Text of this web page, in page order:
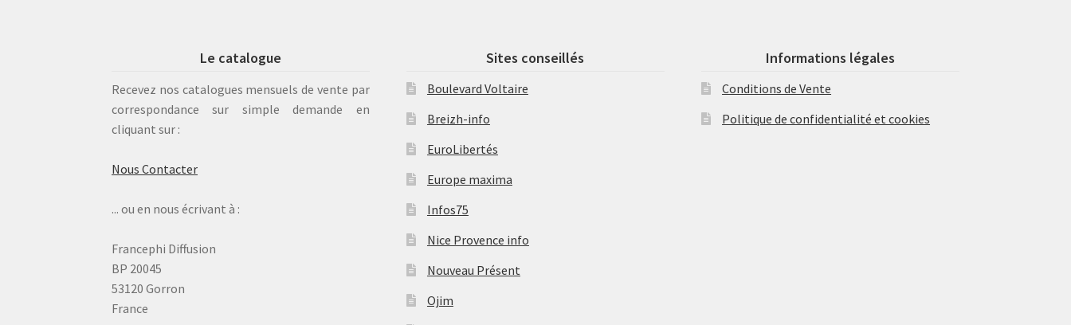
Le catalogue
Recevez nos catalogues mensuels de vente par
correspondance sur simple demande en
cliquant sur :
Nous Contacter
... ou en nous écrivant à :
Francephi Diffusion
BP 20045
53120 Gorron
France
Sites conseillés
Boulevard Voltaire
Breizh-info
EuroLibertés
Europe maxima
Infos75
Nice Provence info
Nouveau Présent
Ojim
Informations légales
Conditions de Vente
Politique de confidentialité et cookies